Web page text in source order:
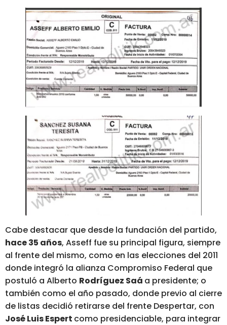
Cabe destacar que desde la fundación del partido,
hace 35 años, Asseff fue su principal figura, siempre
al frente del mismo, como en las elecciones del 2011
donde integró la alianza Compromiso Federal que
postuló a Alberto Rodríguez Saá a presidente; o
también como el año pasado, donde previo al cierre
de listas decidió retirarse del frente Despertar, con
José Luis Espert como presidenciable, para integrar